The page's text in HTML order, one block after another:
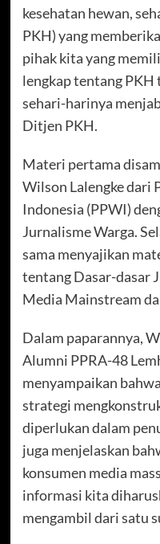
kesehatan hewan,
PKH) yang
pihak kita yang
lengkap tentang PKH
sehari-harinya
Ditjen PKH.
Materi pertama
Wilson Lalengke dari
Indonesia (PPWI)
Jurnalisme Warga.
sama menyajikan
tentang Dasar-dasar
Media Mainstream
Dalam paparannya,
Alumni PPRA-48
menyampaikan
strategi
diperlukan dalam
juga menjelaskan
konsumen media
informasi kita
mengambil dari satu